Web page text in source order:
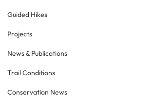
Guided Hikes
Projects
News & Publications
Trail Conditions
Conservation News